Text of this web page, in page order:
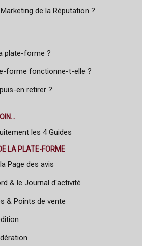
de la Réputation ?
plate-forme ?
forme fonctionne-t-elle ?
en retirer ?
les 4 Guides
LA PLATE-FORME
Page des avis
& le Journal d'activité
& Points de vente